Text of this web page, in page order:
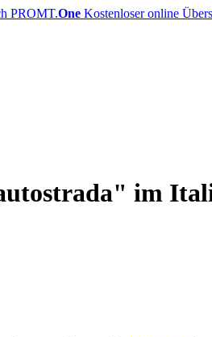
PROMT.One Kostenloser online
im